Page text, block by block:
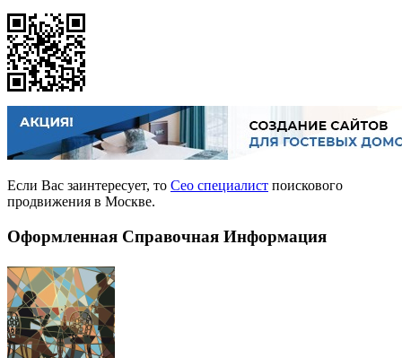
Если Вас заинтересует, то Сео специалист поискового
продвижения в Москве.
Оформленная Справочная Информация